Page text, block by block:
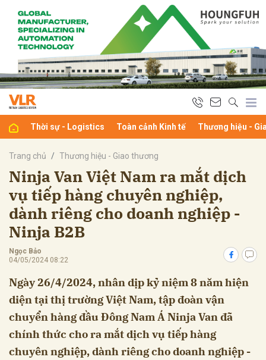
Thời sự - Logistics Toàn cảnh Kinh tế Thương hiệu -
Trang chủ Thương hiệu - Giao thương
Ninja Van Việt Nam ra mắt dịch
vụ tiếp hàng chuyên nghiệp,
dành riêng cho doanh nghiệp -
Ninja B2B
Ngọc Bảo
04/05/2024 08:22
Ngày 26/4/2024, nhân dịp kỷ niệm 8 năm hiện
diện tại thị trường Việt Nam, tập đoàn vận
chuyển hàng đầu Đông Nam Á Ninja Van đã
chính thức cho ra mắt dịch vụ tiếp hàng
chuyên nghiệp, dành riêng cho doanh nghiệp -
luận
Hủy